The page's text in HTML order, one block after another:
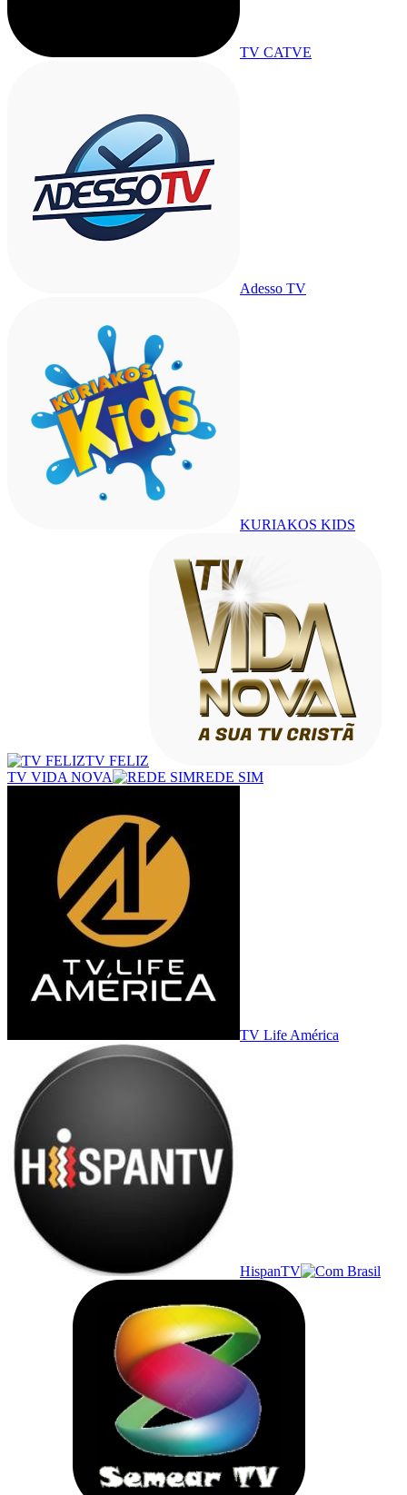
TV CATVE
Adesso TV
KURIAKOS KIDS
TV FELIZ
TV VIDA NOVA
REDE SIM
TV Life América
HispanTV